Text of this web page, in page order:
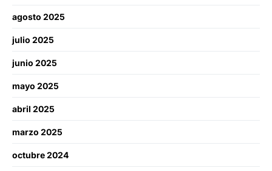
agosto 2025
julio 2025
junio 2025
mayo 2025
abril 2025
marzo 2025
octubre 2024